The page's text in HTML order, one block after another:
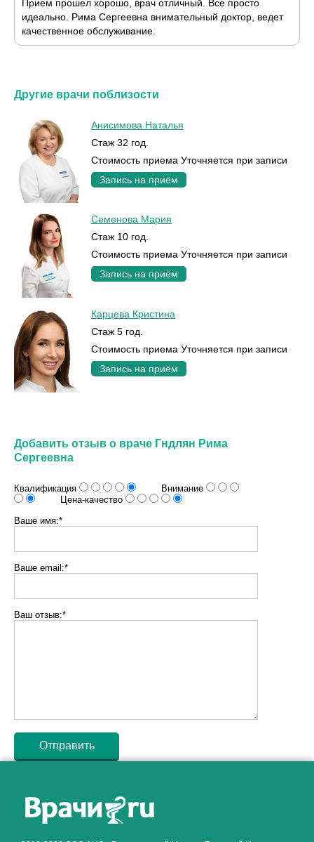
Прием прошел хорошо, врач отличный. Все просто
идеально. Рима Сергеевна внимательный доктор, ведет
качественное обслуживание.
Другие врачи поблизости
Анисимова Наталья
Стаж 32 год.
Стоимость приема Уточняется при записи
Запись на приём
Семенова Мария
Стаж 10 год.
Стоимость приема Уточняется при записи
Запись на приём
Карцева Кристина
Стаж 5 год.
Стоимость приема Уточняется при записи
Запись на приём
Добавить отзыв о враче Гндлян Рима
Сергеевна
Квалификация
Внимание
Цена-качество
Ваше имя:*
Ваше email:*
Ваш отзыв:*